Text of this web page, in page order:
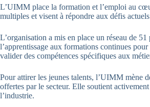
L’UIMM place la formation et l’emploi au
multiples et visent à répondre aux défis
L’organisation a mis en place un réseau de
l’apprentissage aux formations continues
valider des compétences spécifiques aux
Pour attirer les jeunes talents, l’UIMM mène
offertes par le secteur. Elle soutient
l’industrie.